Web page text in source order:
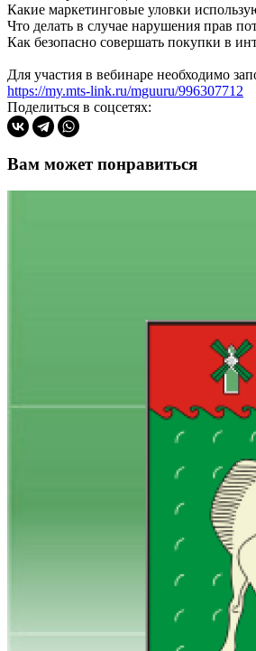
Какие маркетинговые уловки
Что делать в случае нарушения прав
Как безопасно совершать покупки в
Для участия в вебинаре необходимо
https://my.mts-link.ru/mguuru/996307712
Поделиться в соцсетях:
Вам может понравиться